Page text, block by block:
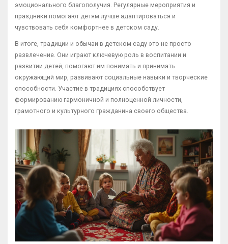
эмоционального благополучия. Регулярные мероприятия и
праздники помогают детям лучше адаптироваться и
чувствовать себя комфортнее в детском саду.
В итоге, традиции и обычаи в детском саду это не просто
развлечение. Они играют ключевую роль в воспитании и
развитии детей, помогают им понимать и принимать
окружающий мир, развивают социальные навыки и творческие
способности. Участие в традициях способствует
формированию гармоничной и полноценной личности,
грамотного и культурного гражданина своего общества.